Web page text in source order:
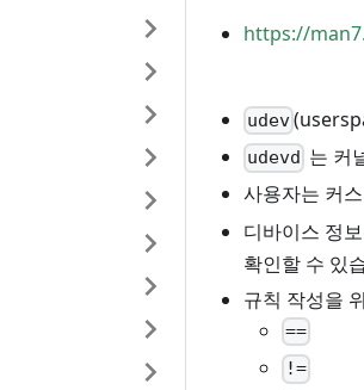
https://
udev
udevd 는 커
사용자는 커
디바이스 정
확인할 수 있
규칙 작성을
==
!=